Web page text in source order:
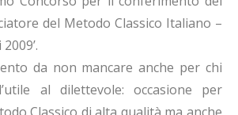
del Metodo Classico Italiano –
da non mancare anche per chi
al dilettevole: occasione per